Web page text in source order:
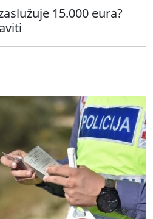
15.000 eura?